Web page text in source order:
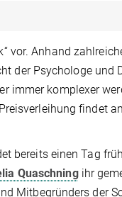
vor. Anhand
der Psychologe und
immer komplexer
findet
bereits einen Tag
Quaschningihr
Mitbegründers der